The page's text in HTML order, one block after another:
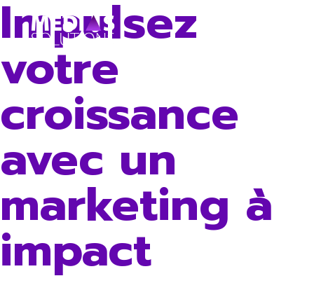
Skip
Impulsez
votre
croissance
avec un
marketing à
impact